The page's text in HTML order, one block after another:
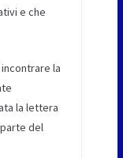
e che
la
la lettera
parte del